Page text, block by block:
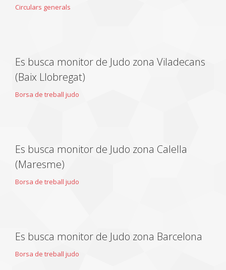
Circulars generals
Es busca monitor de Judo zona Viladecans
(Baix Llobregat)
Borsa de treball judo
Es busca monitor de Judo zona Calella
(Maresme)
Borsa de treball judo
Es busca monitor de Judo zona Barcelona
Borsa de treball judo